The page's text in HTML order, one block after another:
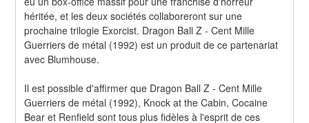
héritée, et les deux sociétés collaboreront sur une
prochaine trilogie Exorcist. Dragon Ball Z - Cent Mille
Guerriers de métal (1992) est un produit de ce partenariat
avec Blumhouse.
Il est possible d'affirmer que Dragon Ball Z - Cent Mille
Guerriers de métal (1992), Knock at the Cabin, Cocaine
Bear et Renfield sont tous plus fidèles à l'esprit de ces